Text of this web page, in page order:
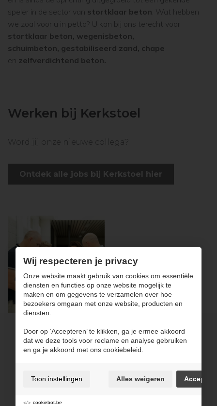
speler in de sector van stortklaar beton . Wat hebben
we zoal voor u in petto? U kan bij ons terecht voor
stortklaar beton, wegenisbeton,
schuimbeton, gestabiliseerd zand, chape
en zelfverdichtend beton.
Werken bij Kerkstoel
Word jij onze nieuwe collega?
Ontdek alle jobs bij Kerkstoel hier
Kerkstoel Groep
2280 Grobbendonk
Wij respecteren je privacy
Onze website maakt gebruik van cookies om essentiële
diensten en functies op onze website mogelijk te
maken en om gegevens te verzamelen over hoe
bezoekers omgaan met onze website, producten en
diensten.
Door op ‘Accepteren’ te klikken, ga je ermee akkoord
dat we deze tools voor reclame en analyse gebruiken
en ga je akkoord met ons cookiebeleid.
Toon instellingen Alles weigeren
cookiebot.be